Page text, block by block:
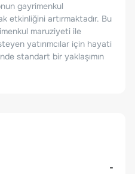
gayrimenkul
etkinliğini artırmaktadır. Bu
maruziyeti ile
yatırımcılar için hayati
standart bir yaklaşımın
-